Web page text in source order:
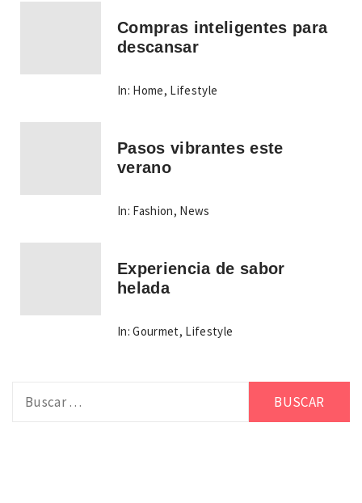
Compras inteligentes para
descansar
In: Home, Lifestyle
Pasos vibrantes este
verano
In: Fashion, News
Experiencia de sabor
helada
In: Gourmet, Lifestyle